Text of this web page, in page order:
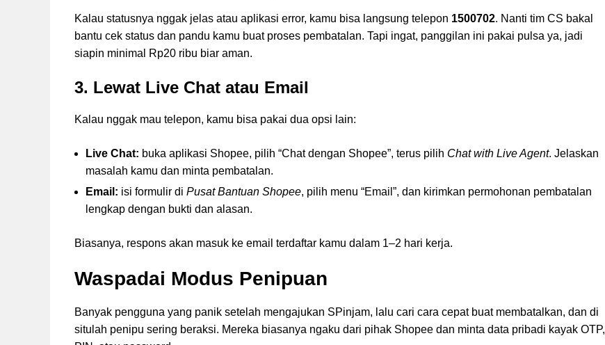
Kalau statusnya nggak jelas atau aplikasi error, kamu bisa langsung telepon 1500702. Nanti tim CS bakal
bantu cek status dan pandu kamu buat proses pembatalan. Tapi ingat, panggilan ini pakai pulsa ya, jadi
siapin minimal Rp20 ribu biar aman.
3. Lewat Live Chat atau Email
Kalau nggak mau telepon, kamu bisa pakai dua opsi lain:
Live Chat: buka aplikasi Shopee, pilih “Chat dengan Shopee”, terus pilih Chat with Live Agent. Jelaskan
masalah kamu dan minta pembatalan.
Email: isi formulir di Pusat Bantuan Shopee, pilih menu “Email”, dan kirimkan permohonan pembatalan
lengkap dengan bukti dan alasan.
Biasanya, respons akan masuk ke email terdaftar kamu dalam 1–2 hari kerja.
Waspadai Modus Penipuan
Banyak pengguna yang panik setelah mengajukan SPinjam, lalu cari cara cepat buat membatalkan, dan di
situlah penipu sering beraksi. Mereka biasanya ngaku dari pihak Shopee dan minta data pribadi kayak OTP,